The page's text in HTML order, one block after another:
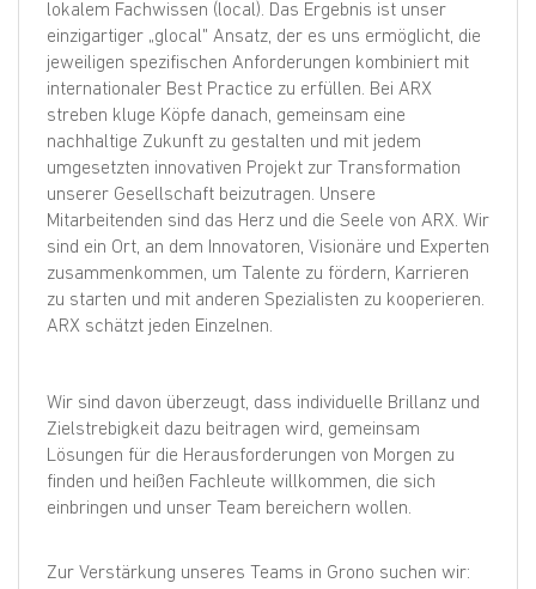
lokalem Fachwissen (local). Das Ergebnis ist unser
einzigartiger „glocal" Ansatz, der es uns ermöglicht, die
jeweiligen spezifischen Anforderungen kombiniert mit
internationaler Best Practice zu erfüllen. Bei ARX
streben kluge Köpfe danach, gemeinsam eine
nachhaltige Zukunft zu gestalten und mit jedem
umgesetzten innovativen Projekt zur Transformation
unserer Gesellschaft beizutragen. Unsere
Mitarbeitenden sind das Herz und die Seele von ARX. Wir
sind ein Ort, an dem Innovatoren, Visionäre und Experten
zusammenkommen, um Talente zu fördern, Karrieren
zu starten und mit anderen Spezialisten zu kooperieren.
ARX schätzt jeden Einzelnen.
Wir sind davon überzeugt, dass individuelle Brillanz und
Zielstrebigkeit dazu beitragen wird, gemeinsam
Lösungen für die Herausforderungen von Morgen zu
finden und heißen Fachleute willkommen, die sich
einbringen und unser Team bereichern wollen.
Zur Verstärkung unseres Teams in Grono suchen wir: